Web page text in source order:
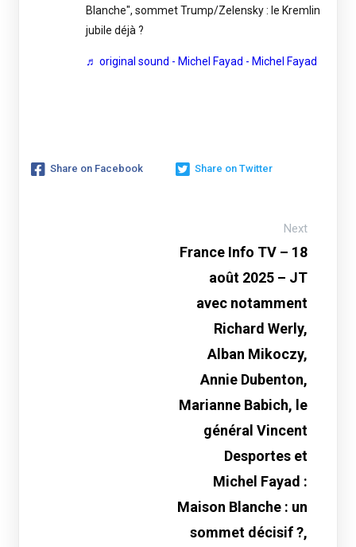
Blanche", sommet Trump/Zelensky : le Kremlin
jubile déjà ?
♬ original sound - Michel Fayad - Michel Fayad
Share on Facebook Share on Twitter
Next
France Info TV – 18
août 2025 – JT
avec notamment
Richard Werly,
Alban Mikoczy,
Annie Dubenton,
Marianne Babich, le
général Vincent
Desportes et
Michel Fayad :
Maison Blanche : un
sommet décisif ?,